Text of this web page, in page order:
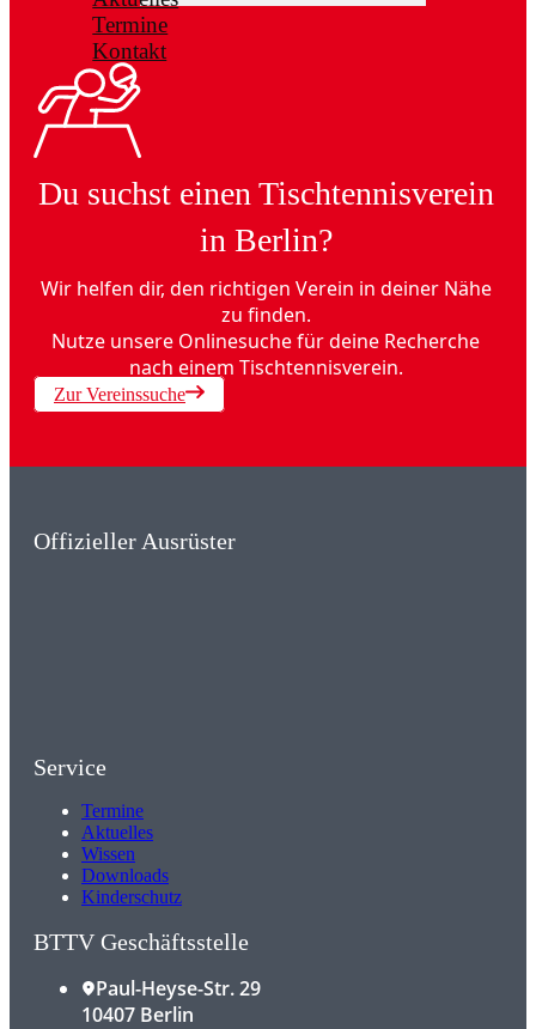
Termine
Kontakt
Du suchst einen Tischtennisverein
in Berlin?
Wir helfen dir, den richtigen Verein in deiner Nähe
zu finden.
Nutze unsere Onlinesuche für deine Recherche
nach einem Tischtennisverein.
Zur Vereinssuche
Offizieller Ausrüster
Service
Termine
Aktuelles
Wissen
Downloads
Kinderschutz
BTTV Geschäftsstelle
Paul-Heyse-Str. 29
10407 Berlin